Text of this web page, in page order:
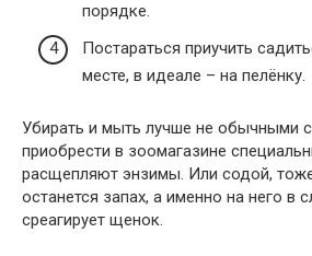
порядке.
Постараться приучить
месте, в идеале – на пелёнку.
Убирать и мыть лучше не обычными
приобрести в зоомагазине
расщепляют энзимы. Или содой,
останется запах, а именно на него в
среагирует щенок.